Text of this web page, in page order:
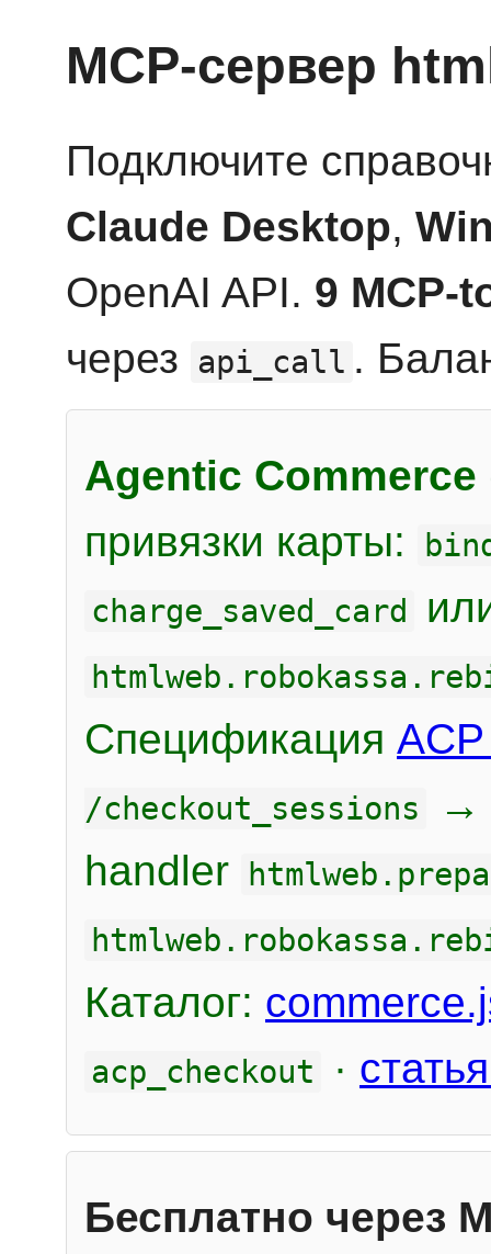
MCP-сервер
Подключите
Claude Desktop,
OpenAI API. 9 MCP-
через api_call .
Agentic Commerce
привязки карты:
charge_saved_card
Спецификация
/checkout_sessions
handler
Каталог:
acp_checkout ·
Бесплатно через